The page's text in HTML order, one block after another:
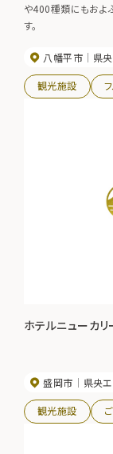
や400種類にもおよ
す。
八幡平市 県
観光施設
ホテルニューカリ
盛岡市 県央
観光施設